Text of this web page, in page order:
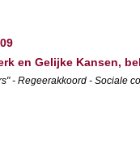
en Gelijke Kansen,
- Regeerakkoord - Sociale